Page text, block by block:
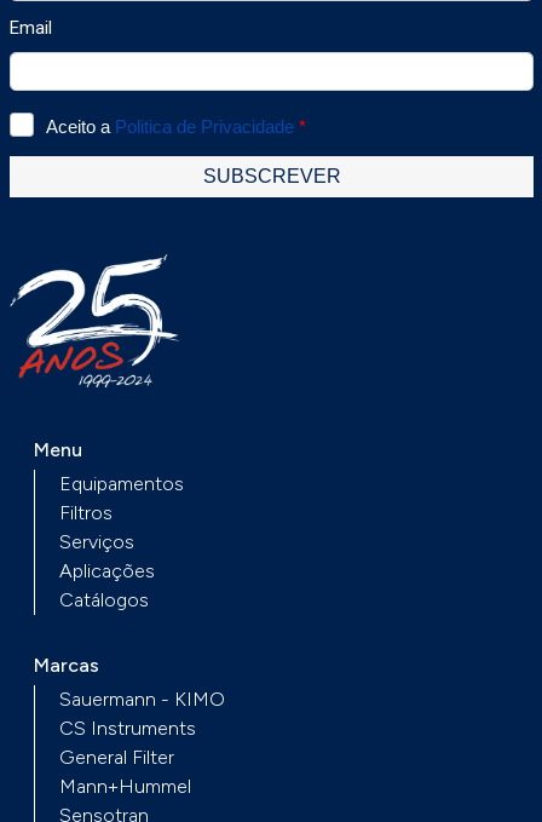
algum dos relés de alarme está ativado.O
ligação de 110-220 VCA, admite também
alimentação de 12 a 24 VDC.
Menu
Equipamentos
Filtros
Serviços
Aplicações
Catálogos
Marcas
Sauermann - KIMO
CS Instruments
General Filter
Mann+Hummel
Sensotran